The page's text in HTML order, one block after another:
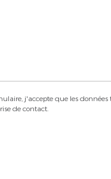
j'accepte que les données
de contact.